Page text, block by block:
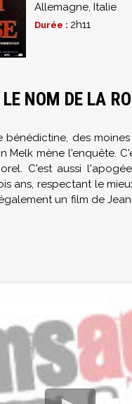
Allemagne, Italie
Durée : 2h11
NOM DE LA
bénédictine, des
Melk mène l'enquête.
C'est aussi
ans, respectant le
un film de